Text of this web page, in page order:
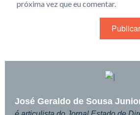
próxima vez que eu comentar.
José Geraldo de Sousa